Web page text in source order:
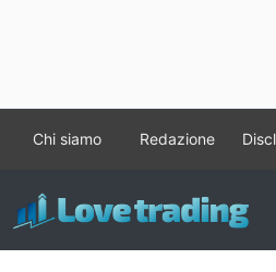
contenuto
Chi siamo Redazione